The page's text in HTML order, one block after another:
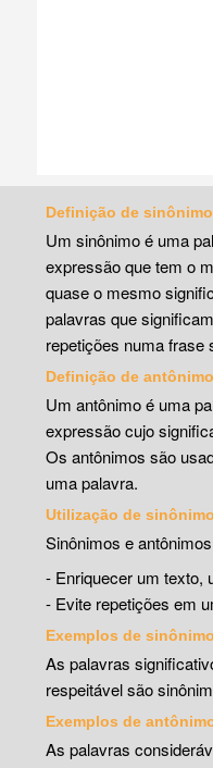
Definição de sinônimo
Um sinônimo é uma
expressão que tem o
quase o mesmo
palavras que
repetições numa frase
Definição de antônimo
Um antônimo é uma
expressão cujo
Os antônimos são
uma palavra.
Utilização de
Sinônimos e
- Enriquecer um texto,
- Evite repetições em
Exemplos de
As palavras
respeitável são
Exemplos de
As palavras